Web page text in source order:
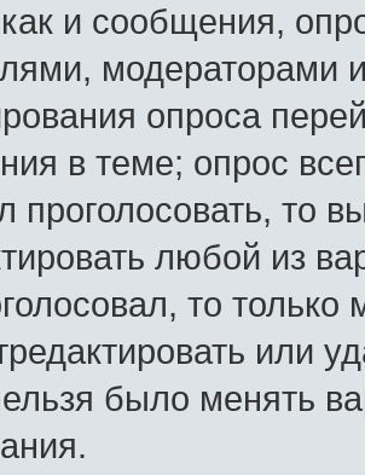
и сообщения,
модераторами
опроса
в теме; опрос
проголосовать, то
любой из
то
или
было менять